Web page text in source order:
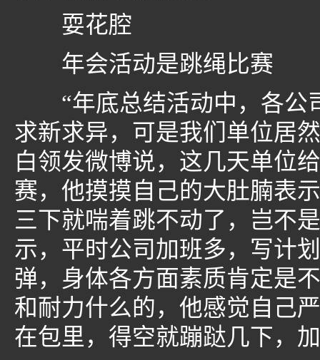
耍花腔
年会活动是跳绳比赛
“年底总结活动中，各公
求新求异，可是我们单位居
白领发微博说，这几天单位
赛，他摸摸自己的大肚腩表
三下就喘着跳不动了，岂不
示，平时公司加班多，写计
弹，身体各方面素质肯定是
和耐力什么的，他感觉自己
在包里，得空就蹦跶几下，